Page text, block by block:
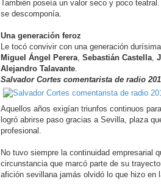
También poseía un valor seco y poco
se descomponía.
Una generación feroz
Le tocó convivir con una generación
Miguel Ángel Perera, Sebastián Castella,
Alejandro Talavante.
Salvador Cortes comentarista de radio
Aquellos años exigían triunfos continuos
logró abrirse paso gracias a Sevilla, plaza
profesional.
No tuvo siempre la continuidad empresarial
circunstancia que marcó parte de su
afición sevillana jamás olvidó lo que hizo en